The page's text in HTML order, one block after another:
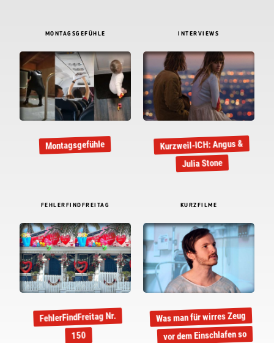
MONTAGSGEFÜHLE
Montagsgefühle
INTERVIEWS
Kurzweil-ICH: Angus &
Julia Stone
FEHLERFINDFREITAG
FehlerFindFreitag Nr.
150
KURZFILME
Was man für wirres Zeug
vor dem Einschlafen so